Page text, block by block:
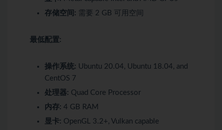
存储空间: 需要 2 GB 可用空间
最低配置:
操作系统: Ubuntu 20.04, Ubuntu 18.04, and
CentOS 7
处理器: Quad Core Processor
内存: 4 GB RAM
显卡: OpenGL 3.2+, Vulkan capable